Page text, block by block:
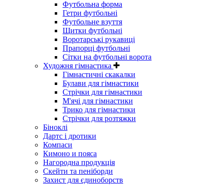
Футбольна форма
Гетри футбольні
Футбольне взуття
Щитки футбольні
Воротарські рукавиці
Прапорці футбольні
Сітки на футбольні ворота
Художня гімнастика
Гімнастичні скакалки
Булави для гімнастики
Стрічки для гімнастики
М'ячі для гімнастики
Трико для гімнастики
Стрічки для розтяжки
Біноклі
Дартс і дротики
Компаси
Кимоно и пояса
Нагородна продукція
Скейти та пеніборди
Захист для єдиноборств